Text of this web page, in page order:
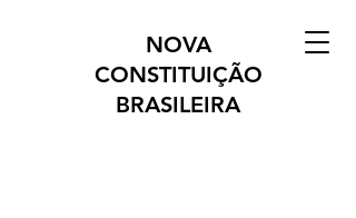
NOVA
CONSTITUIÇÃO
BRASILEIRA